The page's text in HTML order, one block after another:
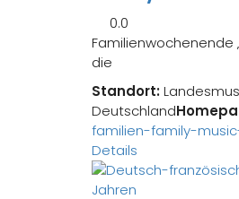
0.0
Familienwochenende
die
Standort:
Deutschland
familien-family-
Details